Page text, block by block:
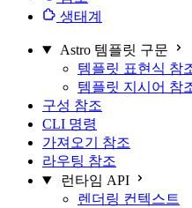
생태계
Astro 템플릿 구문
템플릿 표현식 참
템플릿 지시어 참
구성 참조
CLI 명령
가져오기 참조
라우팅 참조
런타임 API
렌더링 컨텍스트